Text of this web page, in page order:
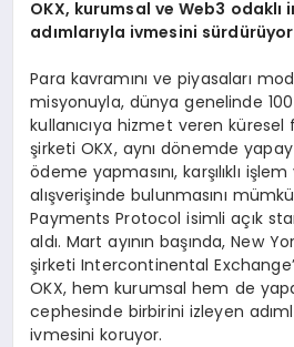
OKX, kurumsal ve Web3 odaklı
adımlarıyla ivmesini sürdürüyor
Para kavramını ve piyasaları
misyonuyla, dünya genelinde
kullanıcıya hizmet veren
şirketi OKX, aynı dönemde yapay
ödeme yapmasını, karşılıklı
alışverişinde bulunmasını
Payments Protocol isimli açık
aldı. Mart ayının başında, New
şirketi Intercontinental
OKX, hem kurumsal hem de
cephesinde birbirini izleyen
ivmesini koruyor.